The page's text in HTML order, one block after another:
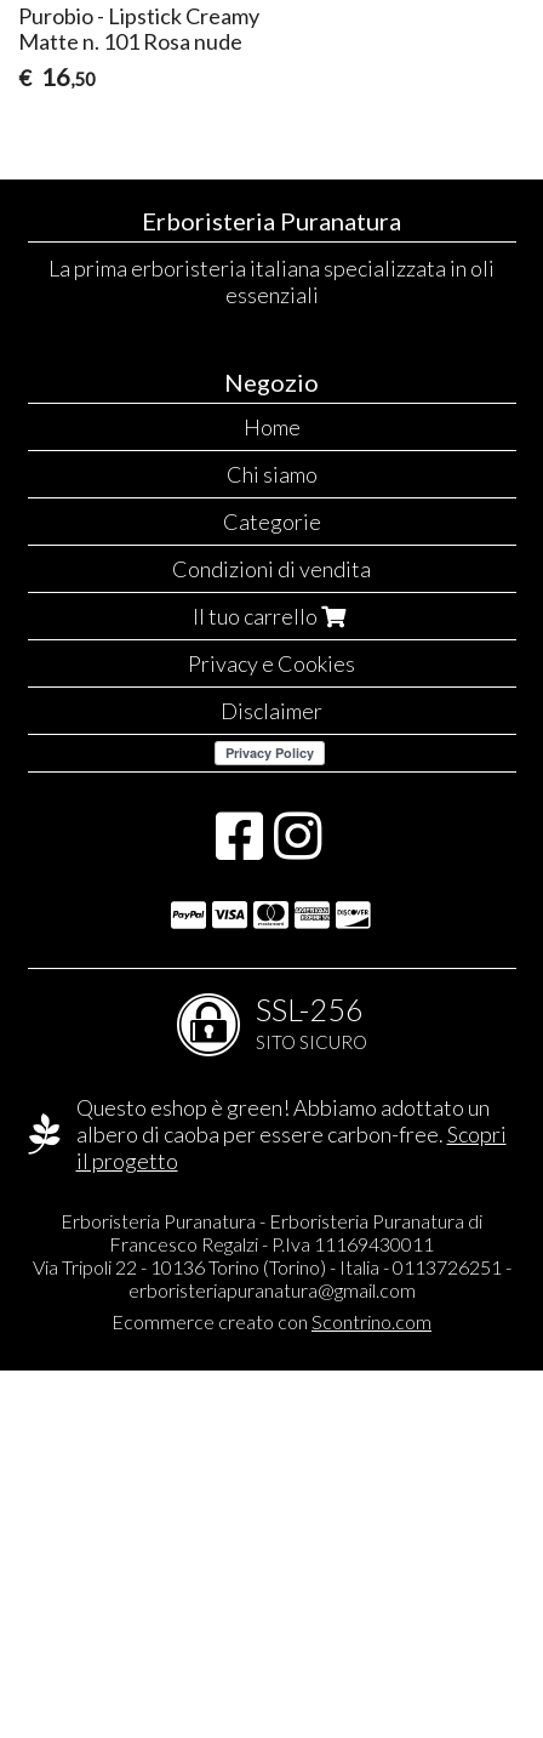
Purobio - Lipstick Creamy
Matte n. 101 Rosa nude
€ 16,50
Erboristeria Puranatura
La prima erboristeria italiana specializzata in oli
essenziali
Negozio
Home
Chi siamo
Categorie
Condizioni di vendita
Il tuo carrello
Privacy e Cookies
Disclaimer
SSL-256
SITO SICURO
Questo eshop è green! Abbiamo adottato un
albero di caoba per essere carbon-free.Scopri
il progetto
Erboristeria Puranatura - Erboristeria Puranatura di
Francesco Regalzi - P.Iva 11169430011
Via Tripoli 22 - 10136 Torino (Torino) - Italia - 0113726251 -
erboristeriapuranatura@gmail.com
Ecommerce creato con Scontrino.com